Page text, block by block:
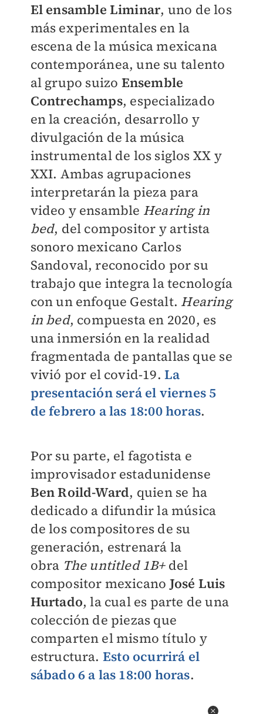
El ensamble Liminar, uno de los
más experimentales en la
escena de la música mexicana
contemporánea, une su talento
al grupo suizo Ensemble
Contrechamps, especializado
en la creación, desarrollo y
divulgación de la música
instrumental de los siglos XX y
XXI. Ambas agrupaciones
interpretarán la pieza para
video y ensamble Hearing in
bed, del compositor y artista
sonoro mexicano Carlos
Sandoval, reconocido por su
trabajo que integra la tecnología
con un enfoque Gestalt. Hearing
in bed, compuesta en 2020, es
una inmersión en la realidad
fragmentada de pantallas que se
vivió por el covid-19.La
presentación será el viernes 5
de febrero a las 18:00 horas.
Por su parte, el fagotista e
improvisador estadunidense
Ben Roild-Ward, quien se ha
dedicado a difundir la música
de los compositores de su
generación, estrenará la
obra The untitled 1B+ del
compositor mexicano José Luis
Hurtado, la cual es parte de una
colección de piezas que
comparten el mismo título y
estructura. Esto ocurrirá el
sábado 6 a las 18:00 horas.